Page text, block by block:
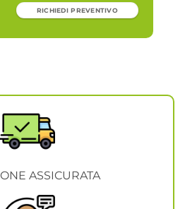
RICHIEDI PREVENTIVO
ASSICURATA